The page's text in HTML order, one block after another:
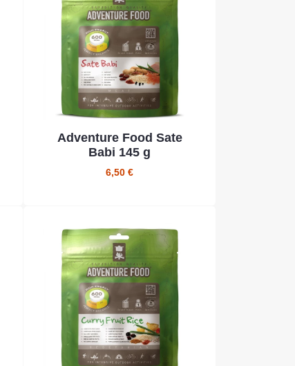
Adventure Food Sate
Babi 145 g
6,50 €